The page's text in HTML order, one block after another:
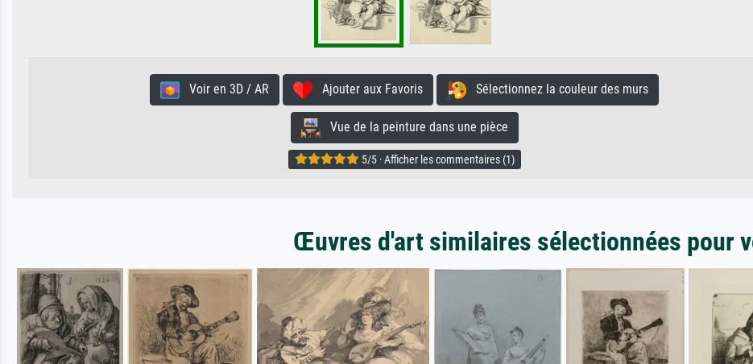
Voir en 3D / AR Ajouter aux Favoris Sélectionnez la couleur des murs
Vue de la peinture dans une pièce
5/5 · Afficher les commentaires (1)
Œuvres d'art similaires sélectionnées pour